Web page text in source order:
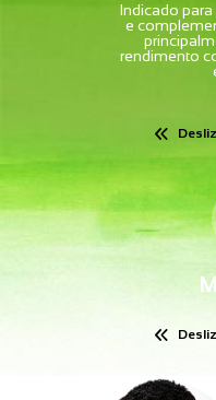
Indicado
e
rendimento